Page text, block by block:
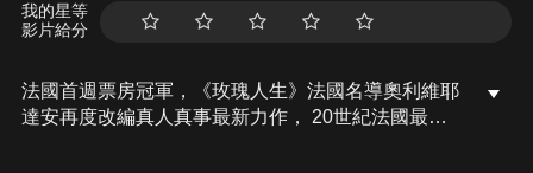
我的星等
影片給分
法國首週票房冠軍，《玫瑰人生》法國名導奧利維耶
達安再度改編真人真事最新力作， 20世紀法國最重